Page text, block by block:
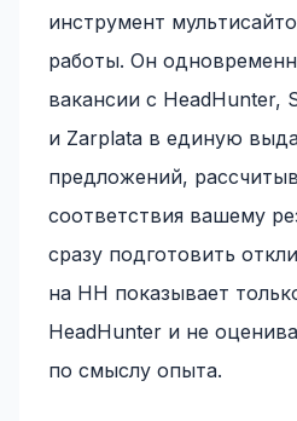
инструмент
работы. Он
вакансии с HeadHunter,
и Zarplata в единую
предложений,
соответствия вашему
сразу подготовить
на HH показывает
HeadHunter и не
по смыслу опыта.